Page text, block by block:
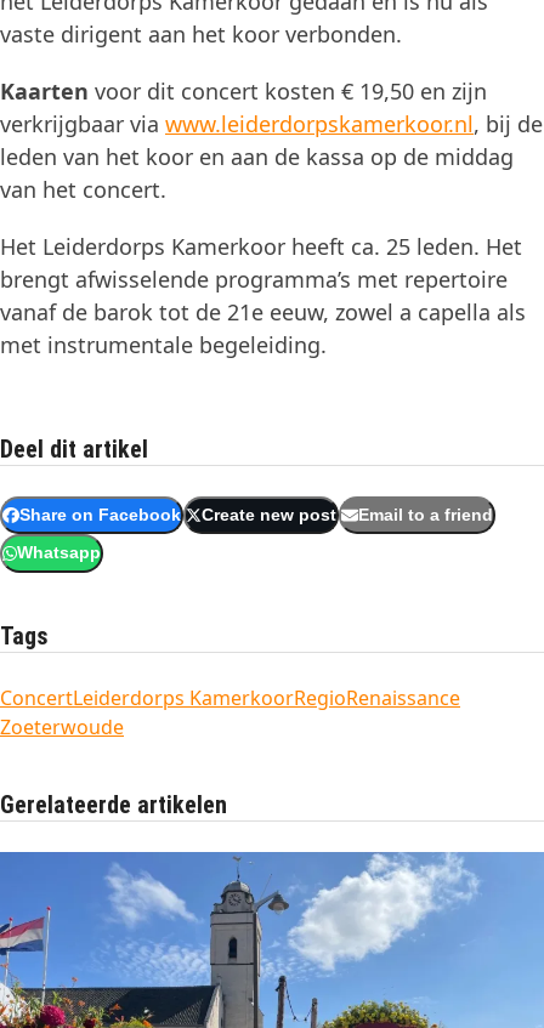
vaste dirigent aan het koor verbonden.
Kaarten voor dit concert kosten € 19,50 en zijn
verkrijgbaar via www.leiderdorpskamerkoor.nl, bij de
leden van het koor en aan de kassa op de middag
van het concert.
Het Leiderdorps Kamerkoor heeft ca. 25 leden. Het
brengt afwisselende programma’s met repertoire
vanaf de barok tot de 21e eeuw, zowel a capella als
met instrumentale begeleiding.
Deel dit artikel
Share on Facebook Create new post Email to a friend
Whatsapp
Tags
ConcertLeiderdorps KamerkoorRegioRenaissance
Zoeterwoude
Gerelateerde artikelen